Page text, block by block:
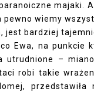
majaki.
wiemy
jest bardziej
Ewa, na punkcie
utrudnione –
robi takie